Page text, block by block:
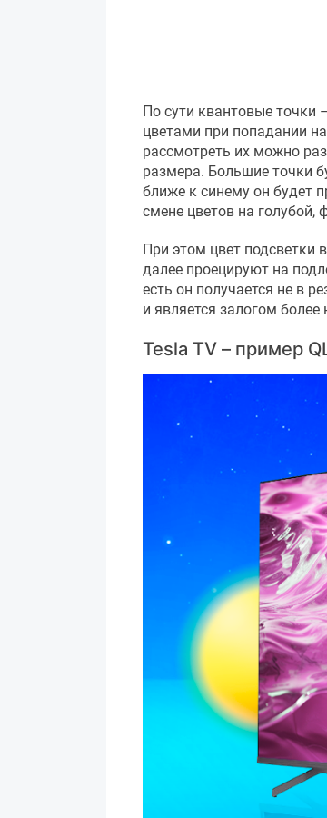
По сути квантовые точки
цветами при попадании
рассмотреть их можно
размера. Большие точки
ближе к синему он будет
смене цветов на
При этом цвет подсветки
далее проецируют на
есть он получается не в
и является залогом
Tesla TV – пример